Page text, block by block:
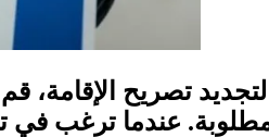
لتجديد تصريح الإقامة،
عندما ترغب